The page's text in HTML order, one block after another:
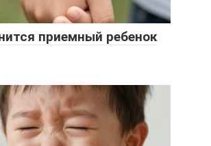
приемный ребенок